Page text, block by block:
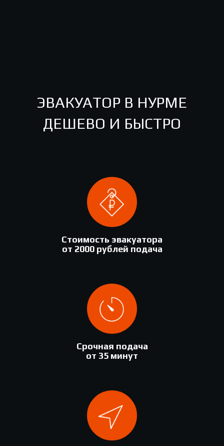
ЭВАКУАТОР В НУРМЕ
ДЕШЕВО И БЫСТРО
Стоимость эвакуатора
от 2000 рублей подача
Срочная подача
от 35 минут